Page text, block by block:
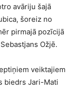
avāriju šajā
šoreiz no
pirmajā pozīcijā
Ožjē.
veiktajiem
biedrs Jari-Mati